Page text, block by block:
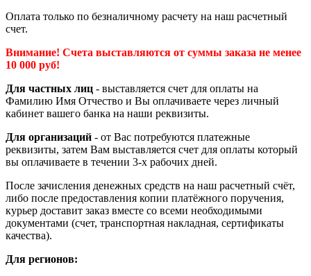
Оплата только по безналичному расчету на наш расчетный
счет.
Внимание! Счета выставляются от суммы заказа не менее
10 000 руб!
Для частных лиц - выставляется счет для оплаты на
Фамилию Имя Отчество и Вы оплачиваете через личный
кабинет вашего банка на наши реквизиты.
Для организаций - от Вас потребуются платежные
реквизиты, затем Вам выставляется счет для оплаты который
вы оплачиваете в течении 3-х рабочих дней.
После зачисления денежных средств на наш расчетный счёт,
либо после предоставления копии платёжного поручения,
курьер доставит заказ вместе со всеми необходимыми
документами (счет, транспортная накладная, сертификаты
качества).
Для регионов: